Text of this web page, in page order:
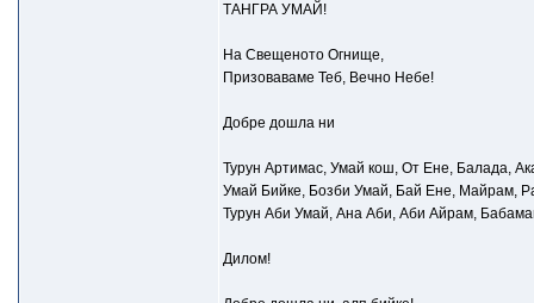
ТАНГРА УМАЙ!
На Свещеното Огнище,
Призоваваме Теб, Вечно Небе!
Добре дошла ни
Турун Артимас, Умай кош, От Ене, Балада,
Умай Бийке, Бозби Умай, Бай Ене, Майрам,
Турун Аби Умай, Ана Аби, Аби Айрам,
Дилом!